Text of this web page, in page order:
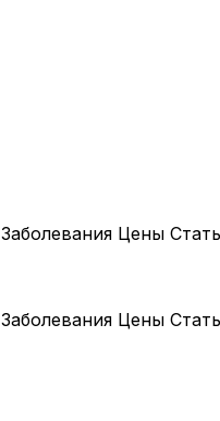
Заболевания Цены
Заболевания Цены